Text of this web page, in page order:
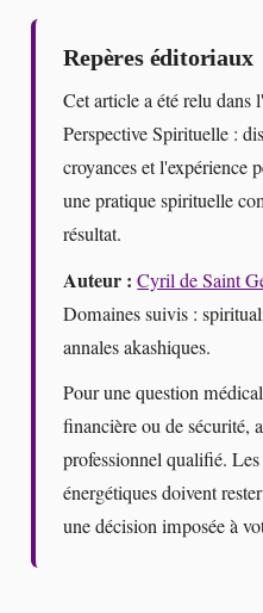
Repères éditoriaux
Cet article a été relu dans
Perspective Spirituelle :
croyances et l'expérience
une pratique spirituelle
résultat.
Auteur : Cyril de Saint
Domaines suivis :
annales akashiques.
Pour une question
financière ou de sécurité,
professionnel qualifié.
énergétiques doivent
une décision imposée à